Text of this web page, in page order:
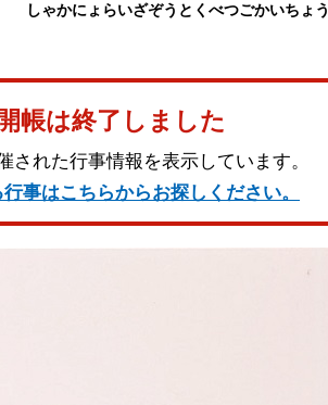
しゃかにょらいざぞうとくべつごかいちょう
帳は終了しました
された行事情報を表示しています。
事はこちらからお探しください。